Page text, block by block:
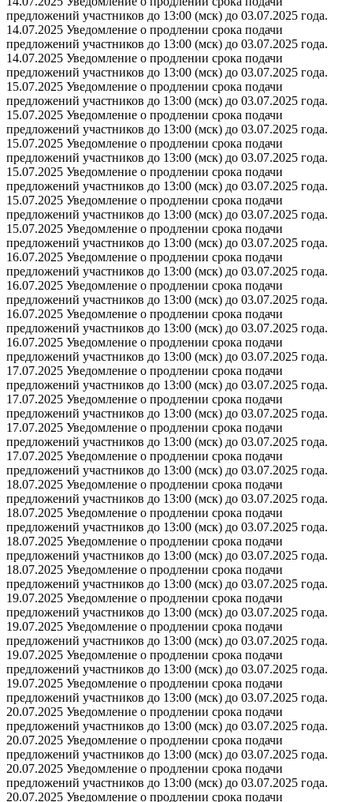
предложений участников до 13:00 (мск) до 03.07.2025 года.
14.07.2025 Уведомление о продлении срока подачи
предложений участников до 13:00 (мск) до 03.07.2025 года.
14.07.2025 Уведомление о продлении срока подачи
предложений участников до 13:00 (мск) до 03.07.2025 года.
15.07.2025 Уведомление о продлении срока подачи
предложений участников до 13:00 (мск) до 03.07.2025 года.
15.07.2025 Уведомление о продлении срока подачи
предложений участников до 13:00 (мск) до 03.07.2025 года.
15.07.2025 Уведомление о продлении срока подачи
предложений участников до 13:00 (мск) до 03.07.2025 года.
15.07.2025 Уведомление о продлении срока подачи
предложений участников до 13:00 (мск) до 03.07.2025 года.
15.07.2025 Уведомление о продлении срока подачи
предложений участников до 13:00 (мск) до 03.07.2025 года.
15.07.2025 Уведомление о продлении срока подачи
предложений участников до 13:00 (мск) до 03.07.2025 года.
16.07.2025 Уведомление о продлении срока подачи
предложений участников до 13:00 (мск) до 03.07.2025 года.
16.07.2025 Уведомление о продлении срока подачи
предложений участников до 13:00 (мск) до 03.07.2025 года.
16.07.2025 Уведомление о продлении срока подачи
предложений участников до 13:00 (мск) до 03.07.2025 года.
16.07.2025 Уведомление о продлении срока подачи
предложений участников до 13:00 (мск) до 03.07.2025 года.
17.07.2025 Уведомление о продлении срока подачи
предложений участников до 13:00 (мск) до 03.07.2025 года.
17.07.2025 Уведомление о продлении срока подачи
предложений участников до 13:00 (мск) до 03.07.2025 года.
17.07.2025 Уведомление о продлении срока подачи
предложений участников до 13:00 (мск) до 03.07.2025 года.
17.07.2025 Уведомление о продлении срока подачи
предложений участников до 13:00 (мск) до 03.07.2025 года.
18.07.2025 Уведомление о продлении срока подачи
предложений участников до 13:00 (мск) до 03.07.2025 года.
18.07.2025 Уведомление о продлении срока подачи
предложений участников до 13:00 (мск) до 03.07.2025 года.
18.07.2025 Уведомление о продлении срока подачи
предложений участников до 13:00 (мск) до 03.07.2025 года.
18.07.2025 Уведомление о продлении срока подачи
предложений участников до 13:00 (мск) до 03.07.2025 года.
19.07.2025 Уведомление о продлении срока подачи
предложений участников до 13:00 (мск) до 03.07.2025 года.
19.07.2025 Уведомление о продлении срока подачи
предложений участников до 13:00 (мск) до 03.07.2025 года.
19.07.2025 Уведомление о продлении срока подачи
предложений участников до 13:00 (мск) до 03.07.2025 года.
19.07.2025 Уведомление о продлении срока подачи
предложений участников до 13:00 (мск) до 03.07.2025 года.
20.07.2025 Уведомление о продлении срока подачи
предложений участников до 13:00 (мск) до 03.07.2025 года.
20.07.2025 Уведомление о продлении срока подачи
предложений участников до 13:00 (мск) до 03.07.2025 года.
20.07.2025 Уведомление о продлении срока подачи
предложений участников до 13:00 (мск) до 03.07.2025 года.
20.07.2025 Уведомление о продлении срока подачи